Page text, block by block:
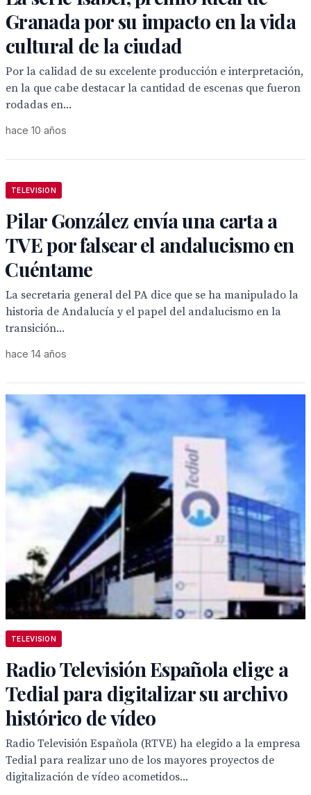
Granada por su impacto en la vida
cultural de la ciudad
Por la calidad de su excelente producción e interpretación,
en la que cabe destacar la cantidad de escenas que fueron
rodadas en...
hace 10 años
TELEVISION
Pilar González envía una carta a
TVE por falsear el andalucismo en
Cuéntame
La secretaria general del PA dice que se ha manipulado la
historia de Andalucía y el papel del andalucismo en la
transición...
hace 14 años
TELEVISION
Radio Televisión Española elige a
Tedial para digitalizar su archivo
histórico de vídeo
Radio Televisión Española (RTVE) ha elegido a la empresa
Tedial para realizar uno de los mayores proyectos de
digitalización de vídeo acometidos...